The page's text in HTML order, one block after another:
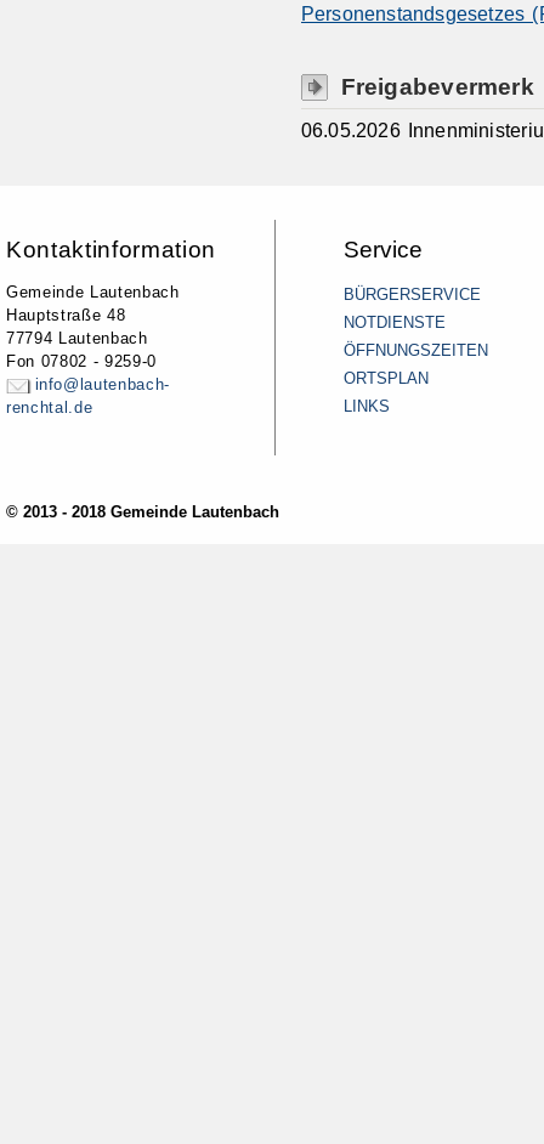
Personenstandsgesetzes
Freigabevermerk
06.05.2026
Kontaktinformation
Gemeinde Lautenbach
Hauptstraße 48
77794 Lautenbach
Fon 07802 - 9259-0
info@lautenbach-
renchtal.de
Service
BÜRGERSERVICE
NOTDIENSTE
ÖFFNUNGSZEITEN
ORTSPLAN
LINKS
© 2013 - 2018 Gemeinde Lautenbach